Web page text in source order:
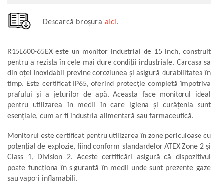
Robotică
Vibrații
Echilibrări
Sonometrie
Aliniere geometrică
Aliniere hidro & termo
Termografie
Descarcă broșura aici.
R15L600-65EX este un monitor industrial de 15 inch, construit
pentru a rezista în cele mai dure condiții industriale. Carcasa sa
din oțel inoxidabil previne coroziunea și asigură durabilitatea în
timp. Este certificat IP65, oferind protecție completă împotriva
prafului și a jeturilor de apă. Aceasta face monitorul ideal
pentru utilizarea în medii în care igiena și curățenia sunt
esențiale, cum ar fi industria alimentară sau farmaceutică.
Monitorul este certificat pentru utilizarea în zone periculoase cu
potențial de explozie, fiind conform standardelor ATEX Zone 2 și
Class 1, Division 2. Aceste certificări asigură că dispozitivul
poate funcționa în siguranță în medii unde sunt prezente gaze
sau vapori inflamabili.